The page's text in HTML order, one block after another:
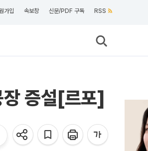
가입 속보창 신문/PDF 구독 RSS
증설[르포]